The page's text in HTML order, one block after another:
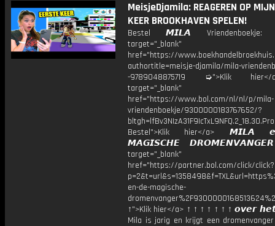
MeisjeDjamila: REAGEREN OP MIJN
KEER BROOKHAVEN SPELEN!
Bestel 𝙈𝙄𝙇𝘼
target="_blank"
href="https://
authortitle=meisje-djamila/mila-
-9789048875719 ➭">Klik
target="_blank"
href="https://www.bol.com/nl/nl/p/mila-
vriendenboekje/9300000183767652/?
Bestel">Klik hier</a>
𝙈𝘼𝙂𝙄𝙎𝘾𝙃𝙀
target="_blank"
href="https://partner.bol.com/click/click?
en-de-magische-
↑">Klik hier</a> ↑ ↑ ↑ ↑ ↑ ↑ ↑ 𝙤𝙫𝙚𝙧
Mila is jarig en krijgt een